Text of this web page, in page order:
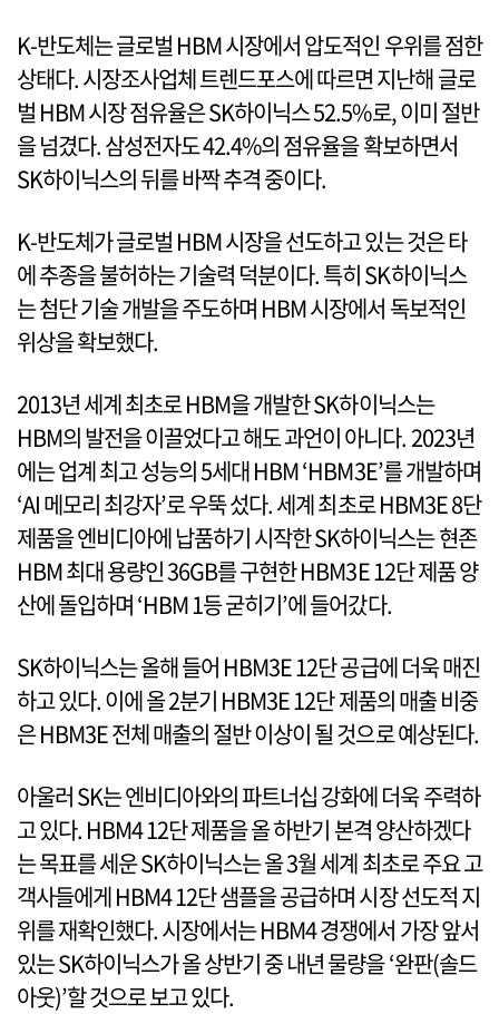
K-반도체는 글로벌 HBM 시장에서 압도적인 우위를 점한
상태다. 시장조사업체 트렌드포스에 따르면 지난해 글로
벌 HBM 시장 점유율은 SK하이닉스 52.5%로, 이미 절반
을 넘겼다. 삼성전자도 42.4%의 점유율을 확보하면서
SK하이닉스의 뒤를 바짝 추격 중이다.
K-반도체가 글로벌 HBM 시장을 선도하고 있는 것은 타
에 추종을 불허하는 기술력 덕분이다. 특히 SK하이닉스
는 첨단 기술 개발을 주도하며 HBM 시장에서 독보적인
위상을 확보했다.
2013년 세계 최초로 HBM을 개발한 SK하이닉스는
HBM의 발전을 이끌었다고 해도 과언이 아니다. 2023년
에는 업계 최고 성능의 5세대 HBM ‘HBM3E’를 개발하며
‘AI 메모리 최강자’로 우뚝 섰다. 세계 최초로 HBM3E 8단
제품을 엔비디아에 납품하기 시작한 SK하이닉스는 현존
HBM 최대 용량인 36GB를 구현한 HBM3E 12단 제품 양
산에 돌입하며 ‘HBM 1등 굳히기’에 들어갔다.
SK하이닉스는 올해 들어 HBM3E 12단 공급에 더욱 매진
하고 있다. 이에 올 2분기 HBM3E 12단 제품의 매출 비중
은 HBM3E 전체 매출의 절반 이상이 될 것으로 예상된다.
아울러 SK는 엔비디아와의 파트너십 강화에 더욱 주력하
고 있다. HBM4 12단 제품을 올 하반기 본격 양산하겠다
는 목표를 세운 SK하이닉스는 올 3월 세계 최초로 주요 고
객사들에게 HBM4 12단 샘플을 공급하며 시장 선도적 지
위를 재확인했다. 시장에서는 HBM4 경쟁에서 가장 앞서
있는 SK하이닉스가 올 상반기 중 내년 물량을 ‘완판(솔드
아웃)’할 것으로 보고 있다.